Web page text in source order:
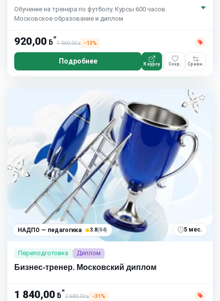
Обучение на тренера по футболу. Курсы 600 часов.
Московское образование и диплом
920,00 ƃ*
1 060,00ƃ −13%
Подробнее К курсу Сохр. Сравн.
НАДПО — педагогика 3.8(84) 5 мес.
Переподготовка Диплом
Бизнес-тренер. Московский диплом
1 840,00 ƃ*
2 680,00ƃ −31%